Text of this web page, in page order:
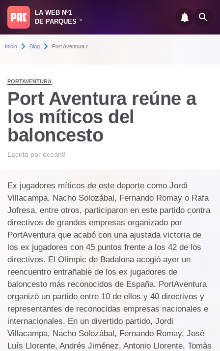
LA WEB Nº1
DE PARQUES
®
Inicio Blog Port Aventura r...
PORTAVENTURA
Port Aventura reúne a
los míticos del
baloncesto
Escrito por ocean8
Ex jugadores míticos de este deporte como Jordi
Villacampa, Nacho Solozábal, Fernando Romay o Rafa
Jofresa, entre otros, participaron en este partido contra
directivos de grandes empresas organizado por
PortAventura que acabó con una ajustada victoria de
los ex jugadores con 45 puntos frente a los 42 de los
directivos. El Olímpic de Badalona acogió ayer un
reencuentro entrañable de los ex jugadores de
baloncesto más reconocidos de España. PortAventura
organizó un partido entre 10 de ellos y 40 directivos y
representantes de reconocidas empresas nacionales e
internacionales. En un divertido partido, Jordi
Villacampa, Nacho Solozábal, Fernando Romay, José
Luís Llorente, Andrés Jiménez, Antonio Llorente, Tomàs